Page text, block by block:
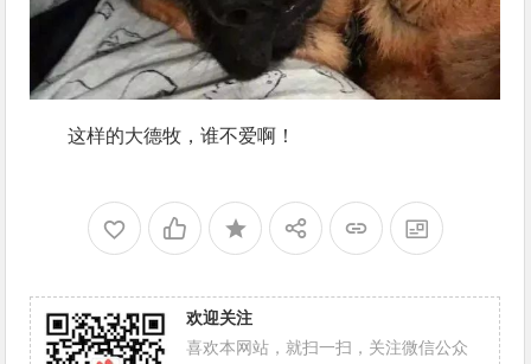
这样的大德牧，谁不爱啊！
欢迎关注
喜欢本网站，就扫一扫，关注微信公众